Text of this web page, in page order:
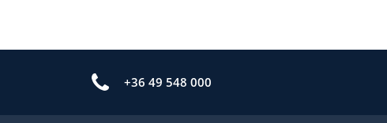
+36 49 548 000